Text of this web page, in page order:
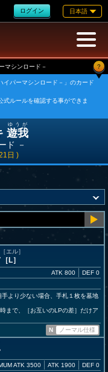
ログイン 日本語
シンロード－ ?
パーマシンロード－」のカード
式ルールを確認する事ができま
遊我
ゆうが
ド －
( 公開日 : 2021年08月21日 )
エル］
L］
ATK 800 DEF 0
手より少ない場合、手札１枚を墓地
まで、［お互いのLPの差］だけア
N
ノーマル仕様
ATK 3500 ATK 1900 DEF 0